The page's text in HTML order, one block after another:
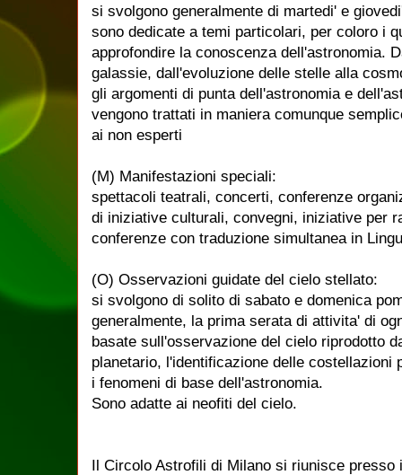
si svolgono generalmente di martedi' e
sono dedicate a temi particolari, per coloro i
approfondire la conoscenza dell'astronomia.
galassie, dall'evoluzione delle stelle alla
gli argomenti di punta dell'astronomia e
vengono trattati in maniera comunque
ai non esperti
(M) Manifestazioni speciali:
spettacoli teatrali, concerti, conferenze
di iniziative culturali, convegni, iniziative per
conferenze con traduzione simultanea in
(O) Osservazioni guidate del cielo stellato:
si svolgono di solito di sabato e domenica
generalmente, la prima serata di attivita' di
basate sull'osservazione del cielo riprodotto
planetario, l'identificazione delle costellazioni
i fenomeni di base dell'astronomia.
Sono adatte ai neofiti del cielo.
Il Circolo Astrofili di Milano si riunisce presso